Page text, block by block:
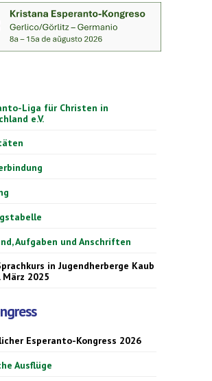
Liga für Christen in
e.V.
Aufgaben und Anschriften
in Jugendherberge Kaub
März 2025
Esperanto-Kongress 2026
Ausflüge